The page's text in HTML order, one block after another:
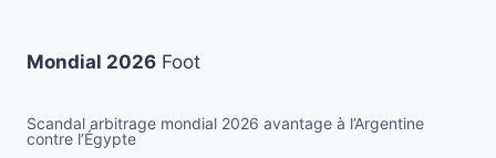
Mondial 2026 Foot
Scandal arbitrage mondial 2026 avantage à l’Argentine
contre l’Égypte